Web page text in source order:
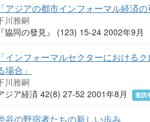
アジアの都市インフォーマル経済
川雅嗣
協同の發見』 (123) 15-24 2002年9月
インフォーマルセクターにおける
場合」
川雅嗣
ジア経済 42(8) 27-52 2001年8月
査読
谷の野宿者たちの新しい歩み